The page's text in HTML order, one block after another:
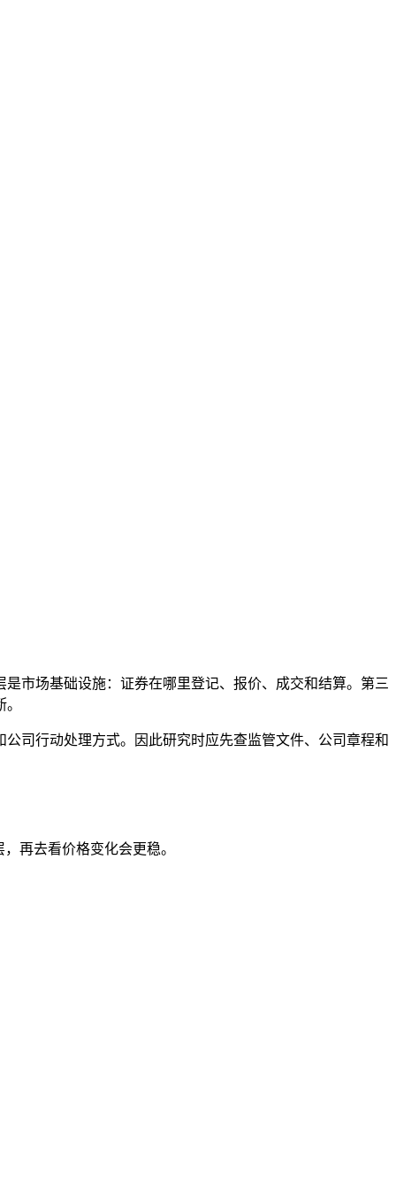
市场基础设施：证券在哪里登记、报价、成交和结算。第三
司行动处理方式。因此研究时应先查监管文件、公司章程和
再去看价格变化会更稳。